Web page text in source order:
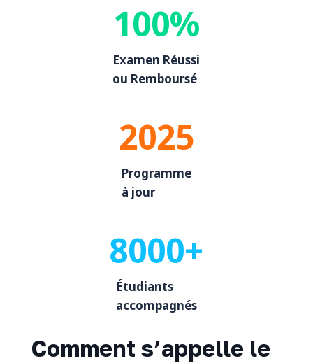
100%
Examen Réussi
ou Remboursé
2025
Programme
à jour
8000+
Étudiants
accompagnés
Comment s’appelle le